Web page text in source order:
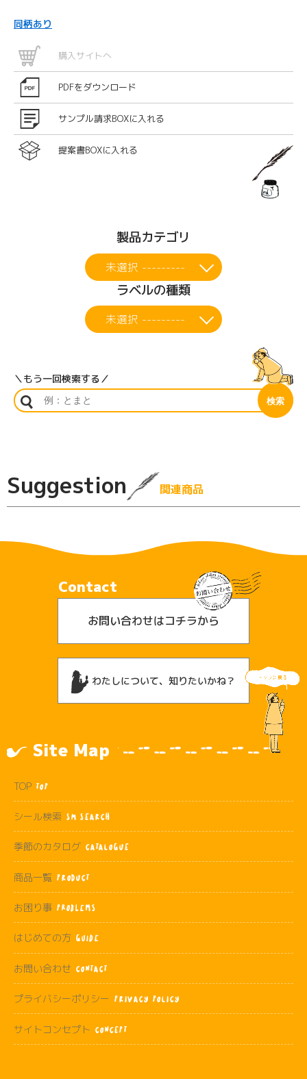
同柄あり
購入サイトへ
PDFをダウンロード
サンプル請求BOXに入れる
提案書BOXに入れる
製品カテゴリ
未選択 ---------
ラベルの種類
未選択 ---------
＼もう一回検索する／
Suggestion 関連商品
Contact
お問い合わせはコチラから
わたしについて、知りたいかね？
Site Map
TOP TOP
シール検索 SM SEARCH
季節のカタログ CATALOGUE
商品一覧 PRODUCT
お困り事 Problems
はじめての方 Guide
お問い合わせ CONTACT
プライバシーポリシー PRIVACY POLICY
サイトコンセプト CONCEPT